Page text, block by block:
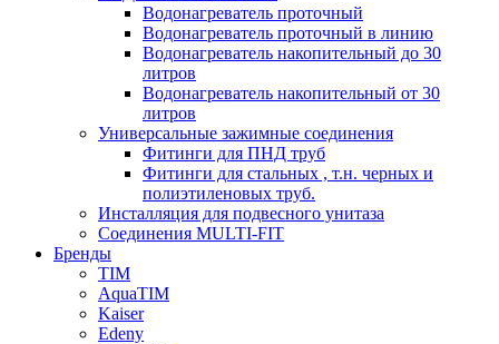
Водонагреватель проточный
Водонагреватель проточный в линию
Водонагреватель накопительный до 30
литров
Водонагреватель накопительный от 30
литров
Универсальные зажимные соединения
Фитинги для ПНД труб
Фитинги для стальных , т.н. черных и
полиэтиленовых труб.
Инсталляция для подвесного унитаза
Соединения MULTI-FIT
Бренды
TIM
AquaTIM
Kaiser
Edeny